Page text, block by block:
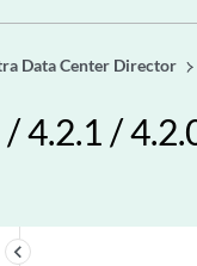
Data Center Director
4.2.1 /
keyboard_arrow_left